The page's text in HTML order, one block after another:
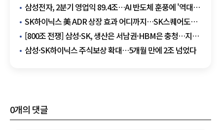
삼성전자, 2분기 영업익 89.4조…AI 반도체 훈풍에 '역대
최대'
SK하이닉스 美 ADR 상장 효과 어디까지…SK스퀘어도
웃을까
[800조 전쟁] 삼성·SK, 생산은 서남권·HBM은 충청…지역
전략 바뀐다
삼성·SK하이닉스 주식보상 확대…5개월 만에 2조 넘었다
0개의 댓글